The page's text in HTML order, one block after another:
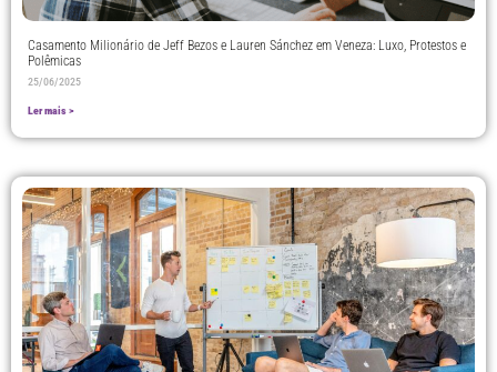
Casamento Milionário de Jeff Bezos e Lauren Sánchez em Veneza: Luxo, Protestos e
Polêmicas
25/06/2025
Ler mais >